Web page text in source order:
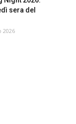
sera del
2026